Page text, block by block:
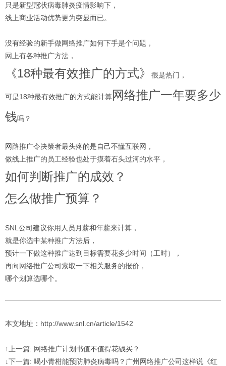
只是新型冠状病毒肺炎疫情影响下，
线上商业活动优势更为突显而已。
没有经验的新手做网络推广如何下手是个问题，
网上有各种推广方法，
《18种最有效推广的方式》 很是热门，
可是18种最有效推广的方式能计算网络推广一年要多少
钱吗？
网路推广令决策者最头疼的是自己不懂互联网，
做线上推广的员工经验也处于摸着石头过河的水平，
如何判断推广的成效？
怎么做推广预算？
SNL公司建议你用人员月薪和年薪来计算，
就是你选中某种推广方法后，
预计一下做这种推广达到目标需要花多少时间（工时），
再向网络推广公司索取一下相关服务的报价，
哪个划算选哪个。
本文地址：http://www.snl.cn/article/1542
↑上一篇: 网络推广计划书值不值得花钱买？
↓下一篇: 喝小青柑能预防肺炎病毒吗？广州网络推广公司这样说《红